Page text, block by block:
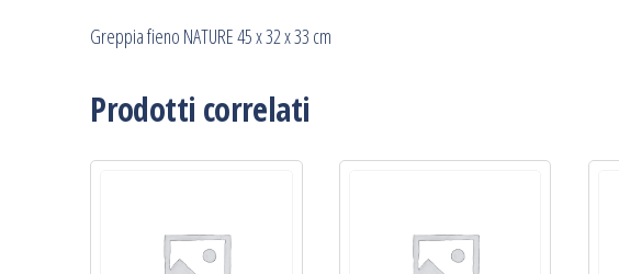
Greppia fieno NATURE 45 x 32 x 33 cm
Prodotti correlati